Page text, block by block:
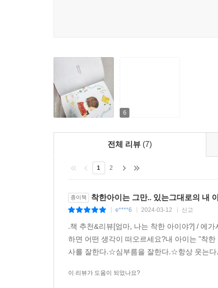
6
전체 리뷰 (7)
1 2
종이책 착한아이는 그만.. 있는그대로의 내
e****6 2024-03-12 신고
.책 추천&리뷰[엄마, 나는 착한 아이야?] / 에
하면 어떤 생각이 떠오르세요?내 아이는 "착
사를 잘한다.☆심부름을 잘한다.☆항상 웃는
이 리뷰가 도움이 되었나요?